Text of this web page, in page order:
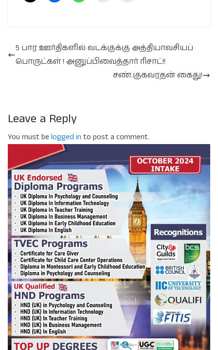
5 பார ஊர்திகளில் வடக்குக்கு அத்தியாவசியப்
பொருட்கள் ! அனுப்பிவைத்தார் ரிசாட்!!
சண்.குகவரதன் கைது!
Leave a Reply
You must be logged in to post a comment.